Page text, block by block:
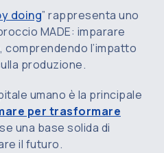
doing” rappresenta uno
MADE: imparare
l’impatto
produzione.
umano è la principale
per trasformare
una base solida di
il futuro.